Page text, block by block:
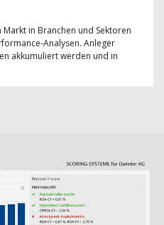
in Branchen und Sektoren
Analysen. Anleger
akkumuliert werden und in